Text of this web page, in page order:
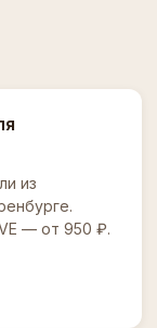
из
— от 950 ₽.